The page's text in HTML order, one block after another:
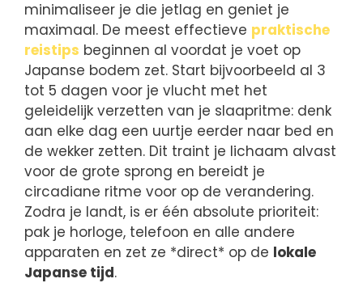
minimaliseer je die jetlag en geniet je
maximaal. De meest effectieve praktische
reistips beginnen al voordat je voet op
Japanse bodem zet. Start bijvoorbeeld al 3
tot 5 dagen voor je vlucht met het
geleidelijk verzetten van je slaapritme: denk
aan elke dag een uurtje eerder naar bed en
de wekker zetten. Dit traint je lichaam alvast
voor de grote sprong en bereidt je
circadiane ritme voor op de verandering.
Zodra je landt, is er één absolute prioriteit:
pak je horloge, telefoon en alle andere
apparaten en zet ze *direct* op de lokale
Japanse tijd.